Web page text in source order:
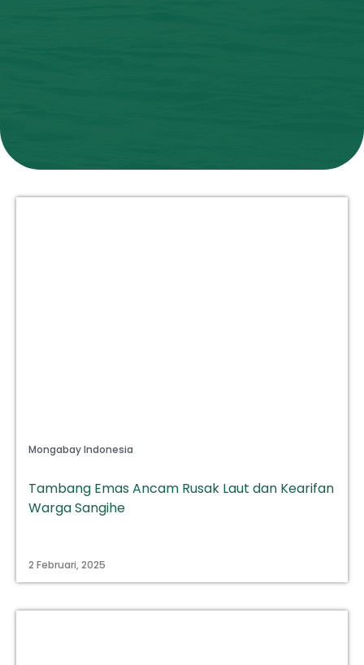
Mongabay Indonesia
Tambang Emas Ancam Rusak Laut dan Kearifan
Warga Sangihe
2 Februari, 2025